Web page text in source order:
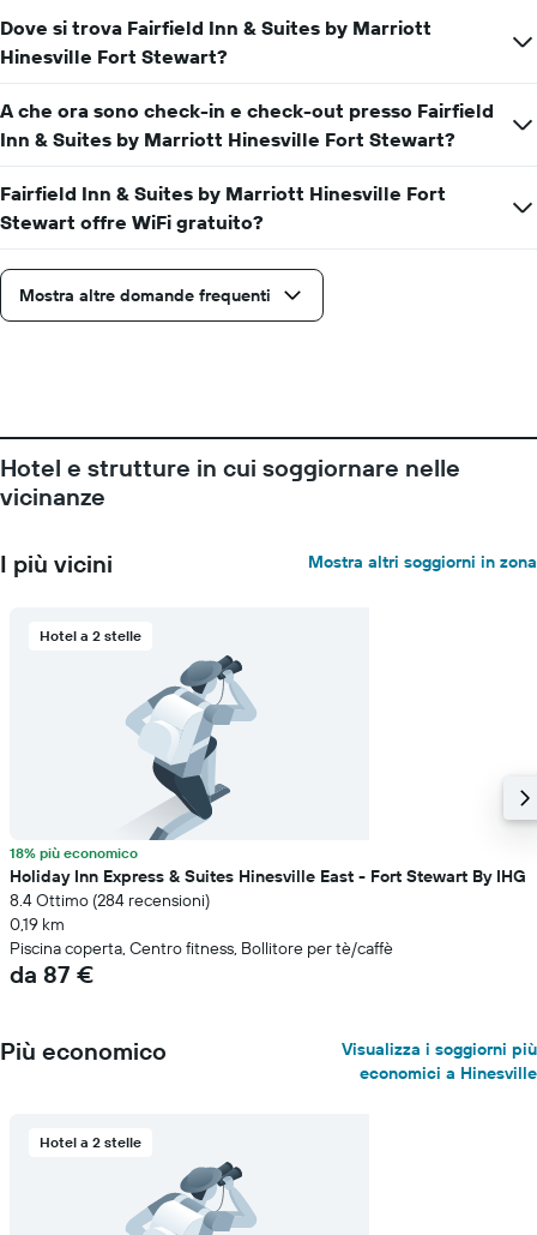
Dove si trova Fairfield Inn & Suites by Marriott
Hinesville Fort Stewart?
A che ora sono check-in e check-out presso Fairfield
Inn & Suites by Marriott Hinesville Fort Stewart?
Fairfield Inn & Suites by Marriott Hinesville Fort
Stewart offre WiFi gratuito?
Mostra altre domande frequenti
Hotel e strutture in cui soggiornare nelle
vicinanze
I più vicini Mostra altri soggiorni in zona
Hotel a 2 stelle
18% più economico
Holiday Inn Express & Suites Hinesville East - Fort Stewart By IHG
8.4 Ottimo (284 recensioni)
0,19 km
Piscina coperta, Centro fitness, Bollitore per tè/caffè
da 87 €
Più economico
Visualizza i soggiorni più
economici a Hinesville
Hotel a 2 stelle